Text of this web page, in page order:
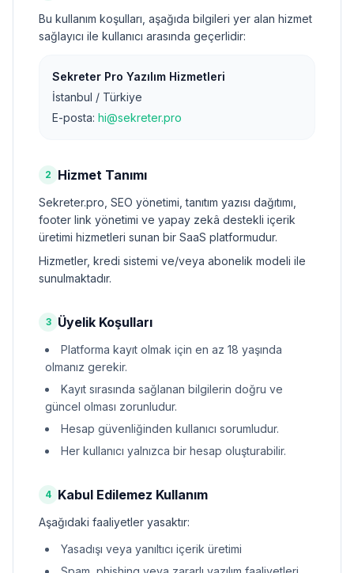
Bu kullanım koşulları, aşağıda bilgileri yer alan hizmet
sağlayıcı ile kullanıcı arasında geçerlidir:
Sekreter Pro Yazılım Hizmetleri
İstanbul / Türkiye
E-posta: hi@sekreter.pro
2 Hizmet Tanımı
Sekreter.pro, SEO yönetimi, tanıtım yazısı dağıtımı,
footer link yönetimi ve yapay zekâ destekli içerik
üretimi hizmetleri sunan bir SaaS platformudur.
Hizmetler, kredi sistemi ve/veya abonelik modeli ile
sunulmaktadır.
3 Üyelik Koşulları
Platforma kayıt olmak için en az 18 yaşında
olmanız gerekir.
Kayıt sırasında sağlanan bilgilerin doğru ve
güncel olması zorunludur.
Hesap güvenliğinden kullanıcı sorumludur.
Her kullanıcı yalnızca bir hesap oluşturabilir.
4 Kabul Edilemez Kullanım
Aşağıdaki faaliyetler yasaktır:
Yasadışı veya yanıltıcı içerik üretimi